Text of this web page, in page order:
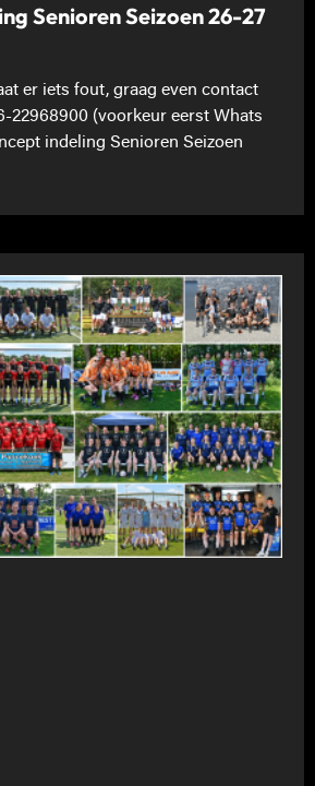
Senioren Seizoen 26-27
er iets fout, graag even contact
22968900 (voorkeur eerst Whats
indeling Senioren Seizoen